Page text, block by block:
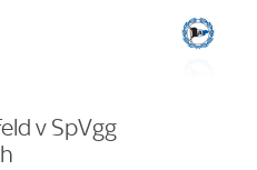
v SpVgg